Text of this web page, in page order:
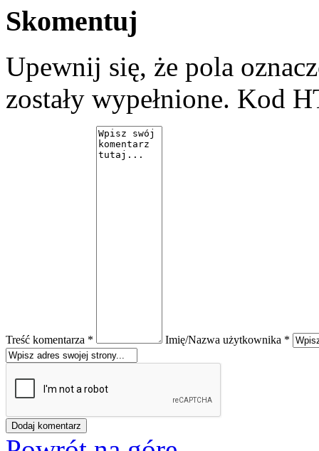
Skomentuj
Upewnij się, że pola
zostały wypełnione. Kod
Treść komentarza * Imię/Nazwa użytkownika *